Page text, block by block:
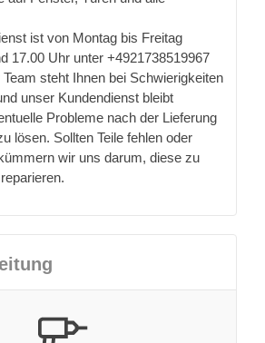
ist von Montag bis Freitag
17.00 Uhr unter +4921738519967
steht Ihnen bei Schwierigkeiten
unser Kundendienst bleibt
Probleme nach der Lieferung
lösen. Sollten Teile fehlen oder
wir uns darum, diese zu